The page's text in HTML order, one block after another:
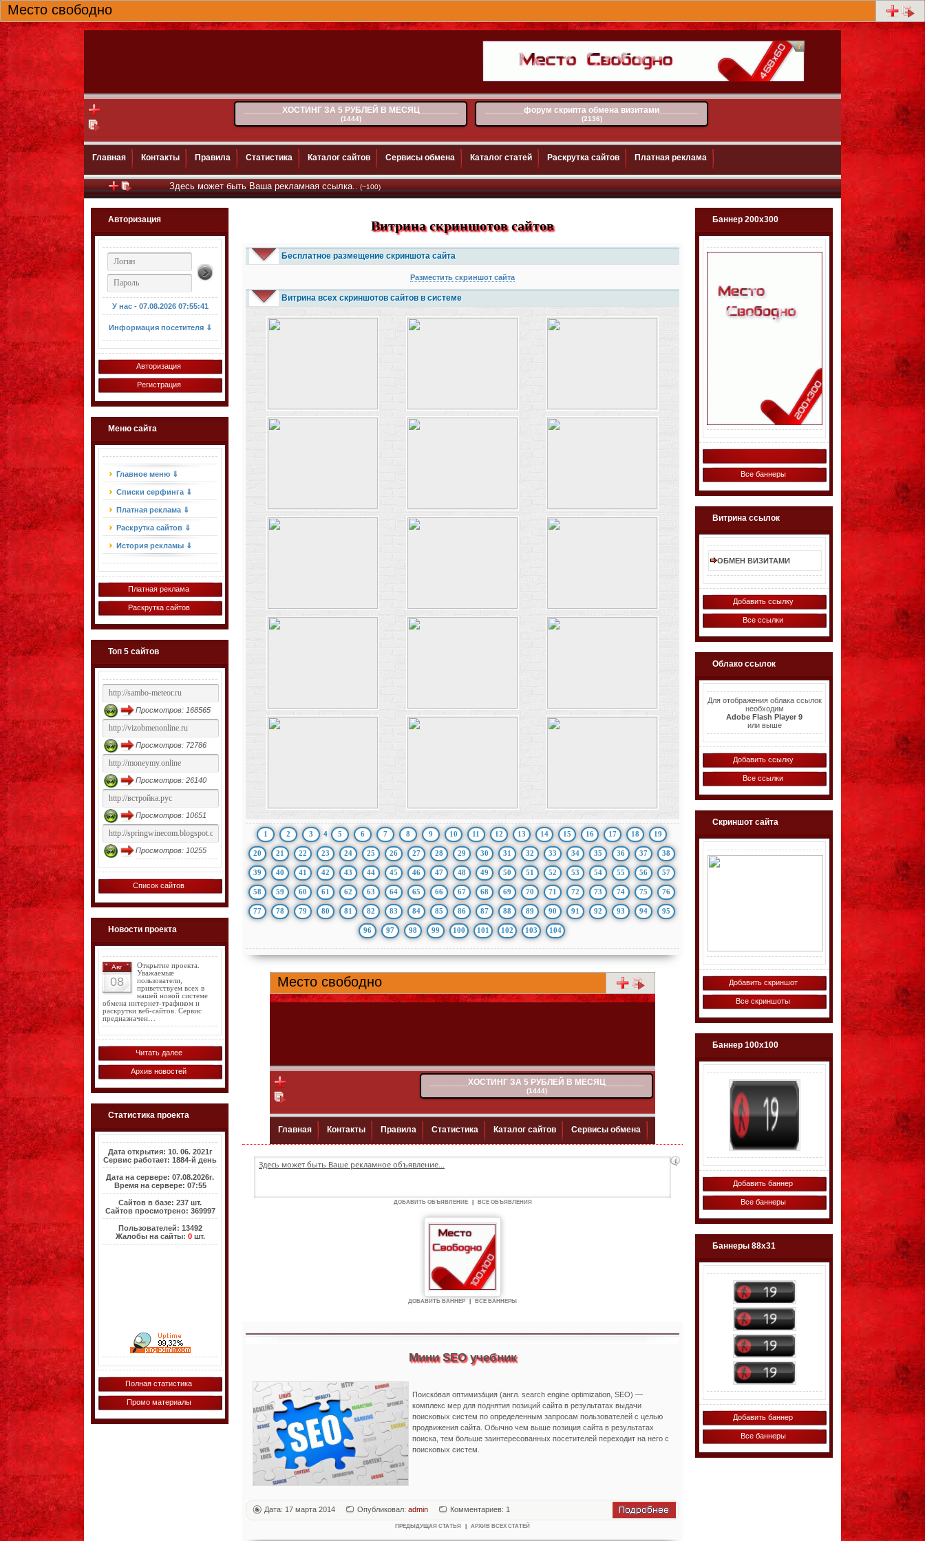
Место свободно
________ХОСТИНГ ЗА 5 РУБЛЕЙ В МЕСЯЦ________
(1444)
________форум скрипта обмена визитами________
(2136)
Главная Контакты Правила Статистика Каталог сайтов Сервисы обмена Каталог статей Раскрутка сайтов Платная реклама
Здесь может быть Ваша рекламная ссылка..(~100)
Авторизация
У нас - 07.08.2026 07:55:42
Информация посетителя ⇓
Авторизация
Регистрация
Меню сайта
Главное меню ⇓
Списки серфинга ⇓
Платная реклама ⇓
Раскрутка сайтов ⇓
История рекламы ⇓
Платная реклама
Раскрутка сайтов
Топ 5 сайтов
Просмотров: 168565
Просмотров: 72786
Просмотров: 26140
Просмотров: 10651
Просмотров: 10255
Список сайтов
Новости проекта
Авг
08
Открытие проекта.
Уважаемые
пользователи,
приветствуем всех в
нашей новой системе
обмена интернет-трафиком и
раскрутки веб-сайтов. Сервис
предназначен…
Читать далее
Архив новостей
Статистика проекта
Дата открытия: 10. 06. 2021г
Сервис работает: 1884-й день
Дата на сервере: 07.08.2026г.
Время на сервере: 07:55
Сайтов в базе: 237 шт.
Сайтов просмотрено: 369997
Пользователей: 13492
Жалобы на сайты: 0шт.
Полная статистика
Промо материалы
Баннер 200х300
Все баннеры
Витрина ссылок
ОБМЕН ВИЗИТАМИ
Добавить ссылку
Все ссылки
Облако ссылок
Для отображения облака ссылок
необходим
Adobe Flash Player 9
или выше
Добавить ссылку
Все ссылки
Скриншот сайта
Добавить скриншот
Все скриншоты
Баннер 100х100
Добавить баннер
Все баннеры
Баннеры 88х31
Добавить баннер
Все баннеры
Витрина скриншотов сайтов
Бесплатное размещение скриншота сайта
Разместить скриншот сайта
Витрина всех скриншотов сайтов в системе
1 2 3 4 5 6 7 8 9 10 11 12 13 14 15 16 17 18 19
20 21 22 23 24 25 26 27 28 29 30 31 32 33 34 35 36 37 38
39 40 41 42 43 44 45 46 47 48 49 50 51 52 53 54 55 56 57
58 59 60 61 62 63 64 65 66 67 68 69 70 71 72 73 74 75 76
77 78 79 80 81 82 83 84 85 86 87 88 89 90 91 92 93 94 95
96 97 98 99 100 101 102 103 104
Здесь может быть Ваше рекламное объявление...
ДОБАВИТЬ ОБЪЯВЛЕНИЕ ВСЕ ОБЪЯВЛЕНИЯ
ДОБАВИТЬ БАННЕР ВСЕ БАННЕРЫ
Мини SEO учебник
Поиско́вая оптимиза́ция (англ. search engine optimization, SEO) —
комплекс мер для поднятия позиций сайта в результатах выдачи
поисковых систем по определенным запросам пользователей с целью
продвижения сайта. Обычно чем выше позиция сайта в результатах
поиска, тем больше заинтересованных посетителей переходит на него с
поисковых систем.
Дата: 17 марта 2014 Опубликовал: admin Комментариев: 1
ПРЕДЫДУЩАЯ СТАТЬЯ АРХИВ ВСЕХ СТАТЕЙ